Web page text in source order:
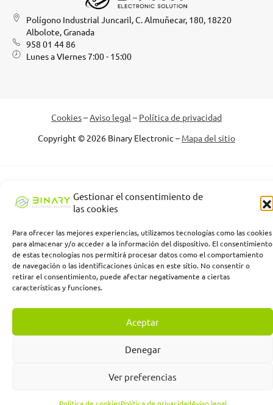
Gestionar el consentimiento de
las cookies
Para ofrecer las mejores experiencias, utilizamos tecnologías como las cookies
para almacenar y/o acceder a la información del dispositivo. El consentimiento
de estas tecnologías nos permitirá procesar datos como el comportamiento
de navegación o las identificaciones únicas en este sitio. No consentir o
retirar el consentimiento, puede afectar negativamente a ciertas
características y funciones.
Aceptar
Denegar
Ver preferencias
Polígono Industrial Juncaril, C. Almuñecar, 180, 18220
Albolote, Granada
958 01 44 86
Lunes a VIernes 7:00 - 15:00
Cookies–Aviso legal – Política de privacidad
Copyright © 2026 Binary Electronic – Mapa del sitio
subvención de la Consejería de Empleo, Empresa y Trabajo
Autónomo de la Junta de Andalucía, financiada por la Unión
enmarcada en el Programa Emplea-T, para la inserción laboral y el
fomento de la contratación en el ámbito de la Comunidad
Autónoma de Andalucía. Línea 2. Incentivo a la segunda o
sucesivas contrataciones indefinidas ordinarias por parte de
personas trabajadoras autónomas, y a cualquier contratación